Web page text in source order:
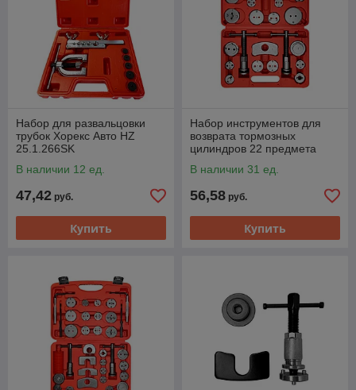
Набор для развальцовки
трубок Хорекс Авто HZ
25.1.266SK
В наличии 12 ед.
47,42 руб.
Купить
Набор инструментов для
возврата тормозных
цилиндров 22 предмета
В наличии 31 ед.
56,58 руб.
Купить